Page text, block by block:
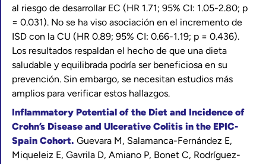
al riesgo de desarrollar EC (HR 1.71; 95% CI: 1.05-2.80; p
= 0.031). No se ha viso asociación en el incremento de
ISD con la CU (HR 0.89; 95% CI: 0.66-1.19; p = 0.436).
Los resultados respaldan el hecho de que una dieta
saludable y equilibrada podría ser beneficiosa en su
prevención. Sin embargo, se necesitan estudios más
amplios para verificar estos hallazgos.
Inflammatory Potential of the Diet and Incidence of
Crohn’s Disease and Ulcerative Colitis in the EPIC-
Spain Cohort. Guevara M, Salamanca-Fernández E,
Miqueleiz E, Gavrila D, Amiano P, Bonet C, Rodríguez-